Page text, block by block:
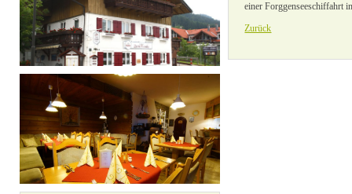
einer Forggenseeschiffahrt
Zurück